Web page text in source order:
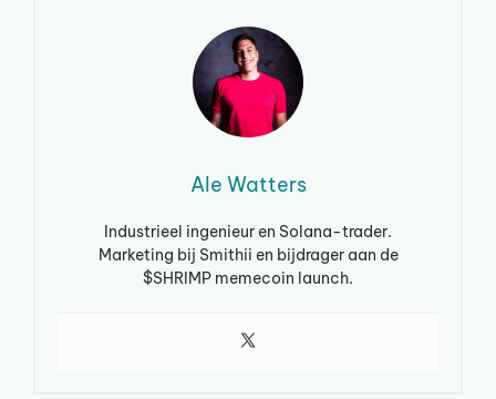
Ale Watters
Industrieel ingenieur en Solana-trader.
Marketing bij Smithii en bijdrager aan de
$SHRIMP memecoin launch.